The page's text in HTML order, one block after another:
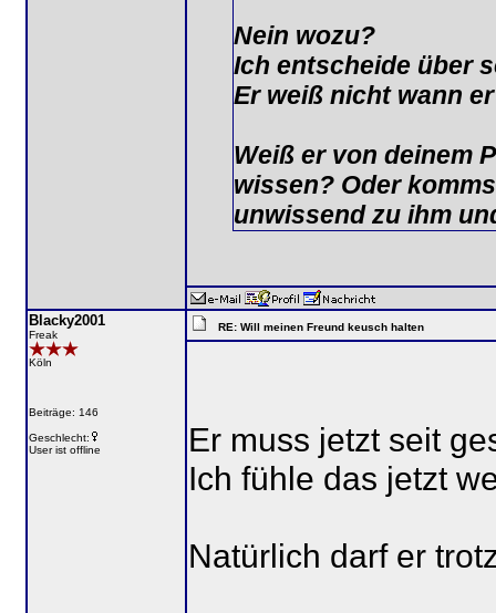
Nein wozu?
Ich entscheide über
Er weiß nicht wann
Weiß er von deinem
wissen? Oder
unwissend zu ihm
Blacky2001
Freak
Köln
Beiträge: 146
Geschlecht:
User ist offline
RE: Will meinen Freund keusch halten
Er muss jetzt seit
Ich fühle das jetzt
Natürlich darf er